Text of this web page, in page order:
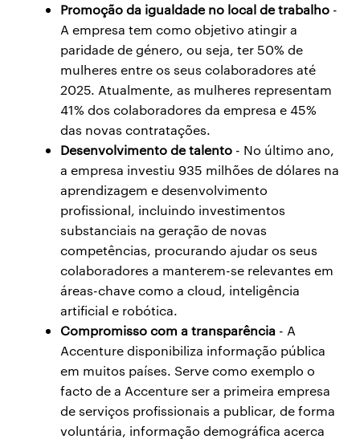
Promoção da igualdade no local de trabalho -
A empresa tem como objetivo atingir a
paridade de género, ou seja, ter 50% de
mulheres entre os seus colaboradores até
2025. Atualmente, as mulheres representam
41% dos colaboradores da empresa e 45%
das novas contratações.
Desenvolvimento de talento - No último ano,
a empresa investiu 935 milhões de dólares na
aprendizagem e desenvolvimento
profissional, incluindo investimentos
substanciais na geração de novas
competências, procurando ajudar os seus
colaboradores a manterem-se relevantes em
áreas-chave como a cloud, inteligência
artificial e robótica.
Compromisso com a transparência - A
Accenture disponibiliza informação pública
em muitos países. Serve como exemplo o
facto de a Accenture ser a primeira empresa
de serviços profissionais a publicar, de forma
voluntária, informação demográfica acerca